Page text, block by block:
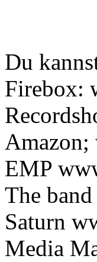
Du
Firebox:
Amazon;
EMP
The
Saturn
Media